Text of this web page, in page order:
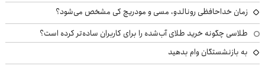
زمان خداحافظی رونالدو، مسی و مودریچ کی مشخص می‌شود؟
طلاسی چگونه خرید طلای آب‌شده را برای کاربران ساده‌تر کرده است؟
به بازنشستگان وام بدهید